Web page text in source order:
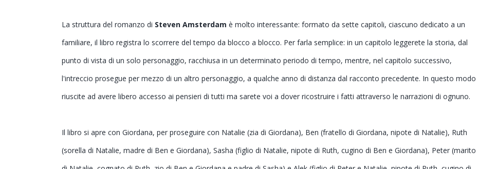
La struttura del romanzo di Steven Amsterdam è molto interessante: formato da sette capitoli, ciascuno dedicato a un
familiare, il libro registra lo scorrere del tempo da blocco a blocco. Per farla semplice: in un capitolo leggerete la storia, dal
punto di vista di un solo personaggio, racchiusa in un determinato periodo di tempo, mentre, nel capitolo successivo,
l'intreccio prosegue per mezzo di un altro personaggio, a qualche anno di distanza dal racconto precedente. In questo modo
riuscite ad avere libero accesso ai pensieri di tutti ma sarete voi a dover ricostruire i fatti attraverso le narrazioni di ognuno.
Il libro si apre con Giordana, per proseguire con Natalie (zia di Giordana), Ben (fratello di Giordana, nipote di Natalie), Ruth
(sorella di Natalie, madre di Ben e Giordana), Sasha (figlio di Natalie, nipote di Ruth, cugino di Ben e Giordana), Peter (marito